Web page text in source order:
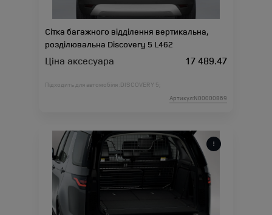
Сітка багажного відділення вертикальна,
розділювальна Discovery 5 L462
Ціна аксесуара 17 489.47
Підходить для автомобіля : DISCOVERY 5;
Артикул:N00000869